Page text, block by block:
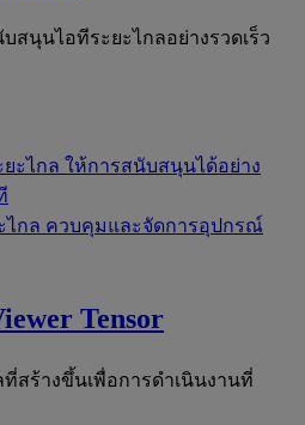
สนุนไอทีระยะไกลอย่างรวดเร็ว
ะไกล ให้การสนับสนุนได้อย่าง
ไกล ควบคุมและจัดการอุปกรณ์
Tensor
สร้างขึ้นเพื่อการดำเนินงานที่